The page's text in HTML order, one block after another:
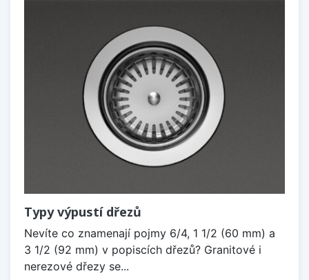
Typy výpustí dřezů
Nevíte co znamenají pojmy 6/4, 1 1/2 (60 mm) a
3 1/2 (92 mm) v popiscích dřezů? Granitové i
nerezové dřezy se...